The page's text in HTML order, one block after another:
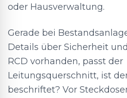
oder Hausverwaltung.
Gerade bei
Details über Sicherheit
RCD vorhanden, passt der
Leitungsquerschnitt, ist
beschriftet? Vor